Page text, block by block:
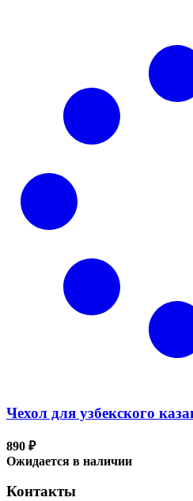
Чехол для узбекского
890 ₽
Ожидается в наличии
Контакты